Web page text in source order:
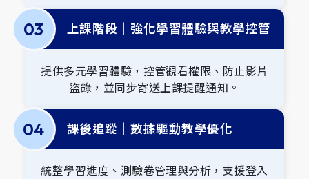
03 上課階段｜強化學習體驗與教學控管
提供多元學習體驗，控管觀看權限、防止影片
盜錄，並同步寄送上課提醒通知。
04 課後追蹤｜數據驅動教學優化
統整學習進度、測驗卷管理與分析，支援登入